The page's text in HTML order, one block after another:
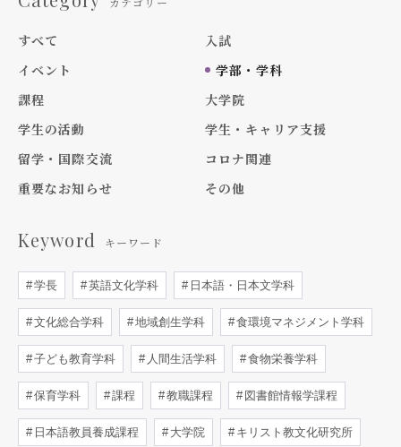
すべて
入試
イベント
学部・学科
課程
大学院
学生の活動
学生・キャリア支援
留学・国際交流
コロナ関連
重要なお知らせ
その他
Keyword キーワード
学長 英語文化学科 日本語・日本文学科
文化総合学科 地域創生学科 食環境マネジメント学科
子ども教育学科 人間生活学科 食物栄養学科
保育学科 課程 教職課程 図書館情報学課程
日本語教員養成課程 大学院 キリスト教文化研究所